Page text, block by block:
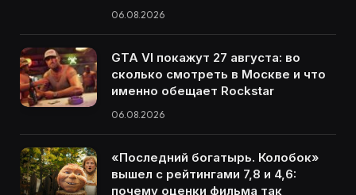
06.08.2026
GTA VI покажут 27 августа: во
сколько смотреть в Москве и что
именно обещает Rockstar
06.08.2026
«Последний богатырь. Колобок»
вышел с рейтингами 7,8 и 4,6:
почему оценки фильма так